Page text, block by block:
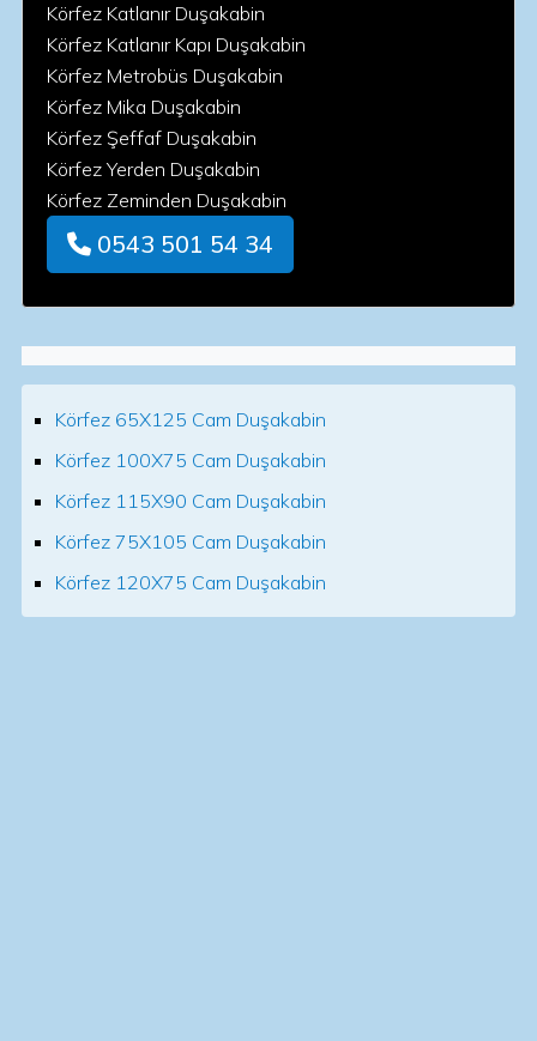
Körfez Katlanır Duşakabin
Körfez Katlanır Kapı Duşakabin
Körfez Metrobüs Duşakabin
Körfez Mika Duşakabin
Körfez Şeffaf Duşakabin
Körfez Yerden Duşakabin
Körfez Zeminden Duşakabin
0543 501 54 34
Körfez 65X125 Cam Duşakabin
Körfez 100X75 Cam Duşakabin
Körfez 115X90 Cam Duşakabin
Körfez 75X105 Cam Duşakabin
Körfez 120X75 Cam Duşakabin